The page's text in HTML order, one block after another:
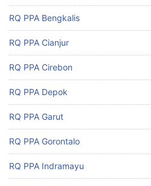
RQ PPA Bengkalis
RQ PPA Cianjur
RQ PPA Cirebon
RQ PPA Depok
RQ PPA Garut
RQ PPA Gorontalo
RQ PPA Indramayu